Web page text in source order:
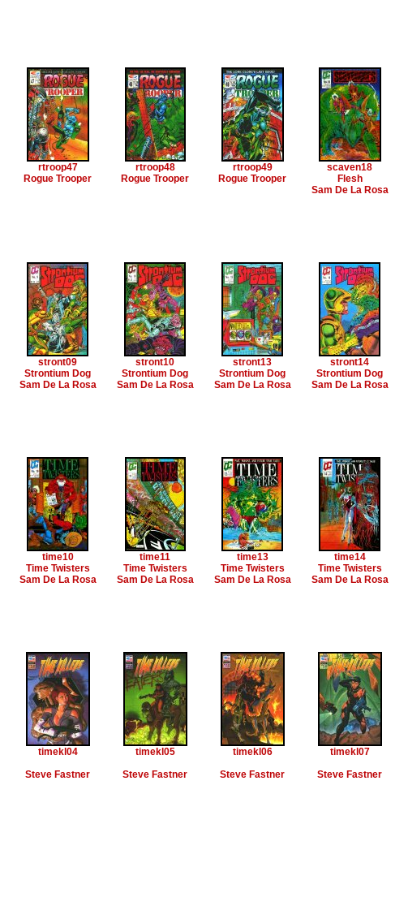
rtroop47
Rogue Trooper
rtroop48
Rogue Trooper
rtroop49
Rogue Trooper
scaven18
Flesh
Sam De La Rosa
stront09
Strontium Dog
Sam De La Rosa
stront10
Strontium Dog
Sam De La Rosa
stront13
Strontium Dog
Sam De La Rosa
stront14
Strontium Dog
Sam De La Rosa
time10
Time Twisters
Sam De La Rosa
time11
Time Twisters
Sam De La Rosa
time13
Time Twisters
Sam De La Rosa
time14
Time Twisters
Sam De La Rosa
timekl04
Steve Fastner
timekl05
Steve Fastner
timekl06
Steve Fastner
timekl07
Steve Fastner